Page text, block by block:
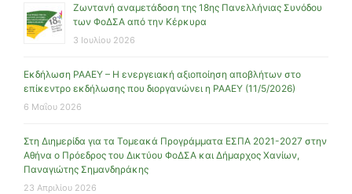
Ζωντανή αναμετάδοση της 18ης Πανελλήνιας Συνόδου
των ΦοΔΣΑ από την Κέρκυρα
3 Ιουλίου 2026
Εκδήλωση ΡΑΑΕΥ – Η ενεργειακή αξιοποίηση αποβλήτων στο
επίκεντρο εκδήλωσης που διοργανώνει η ΡΑΑΕΥ (11/5/2026)
6 Μαΐου 2026
Στη Διημερίδα για τα Τομεακά Προγράμματα ΕΣΠΑ 2021-2027 στην
Αθήνα ο Πρόεδρος του Δικτύου ΦοΔΣΑ και Δήμαρχος Χανίων,
Παναγιώτης Σημανδηράκης
23 Απριλίου 2026